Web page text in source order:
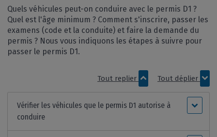
Quels véhicules peut-on conduire avec le permis D1 ?
Quel est l'âge minimum ? Comment s'inscrire, passer les
examens (code et la conduite) et faire la demande du
permis ? Nous vous indiquons les étapes à suivre pour
passer le permis D1.
Tout replier Tout déplier
Vérifier les véhicules que le permis D1 autorise à
conduire